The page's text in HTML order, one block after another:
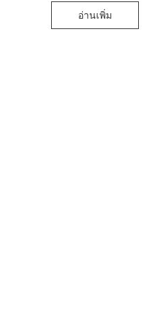
อ่านเพิ่ม